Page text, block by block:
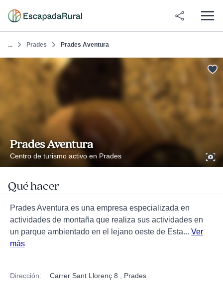
... Prades Prades Aventura
Prades Aventura
Centro de turismo activo en Prades
Qué hacer
Prades Aventura es una empresa especializada en
actividades de montaña que realiza sus actividades en
un parque ambientado en el lejano oeste de Esta... Ver
más
Dirección: Carrer Sant Llorenç 8 , Prades